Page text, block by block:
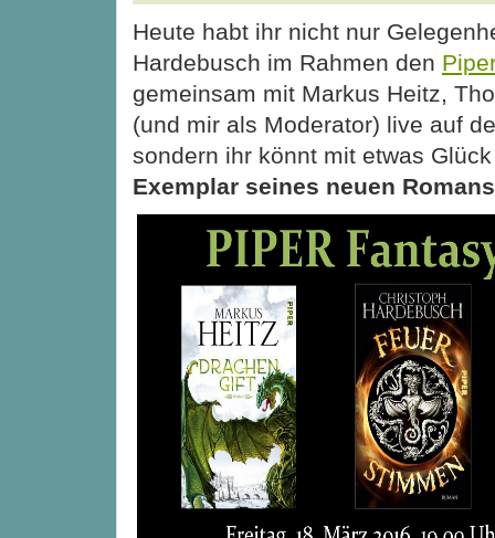
Heute habt ihr nicht nur
Hardebusch im Rahmen den
gemeinsam mit Markus Heitz,
(und mir als Moderator) live auf
sondern ihr könnt mit etwas
Exemplar seines neuen